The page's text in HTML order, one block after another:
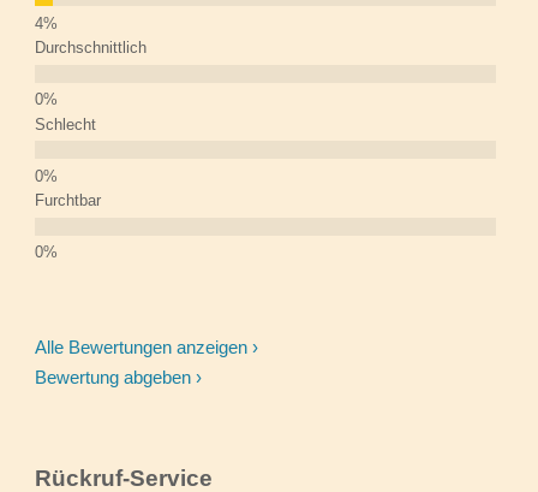
Durchschnittlich
Schlecht
Furchtbar
Alle Bewertungen anzeigen ›
Bewertung abgeben ›
Rückruf-Service